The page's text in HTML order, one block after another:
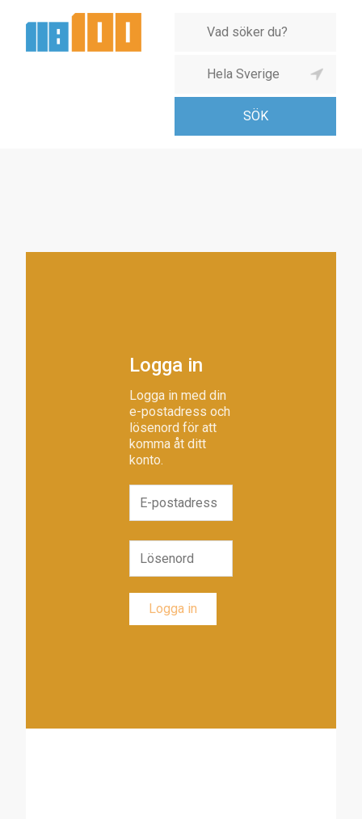
Logga in
Logga in med din
e-postadress och
lösenord för att
komma åt ditt
konto.